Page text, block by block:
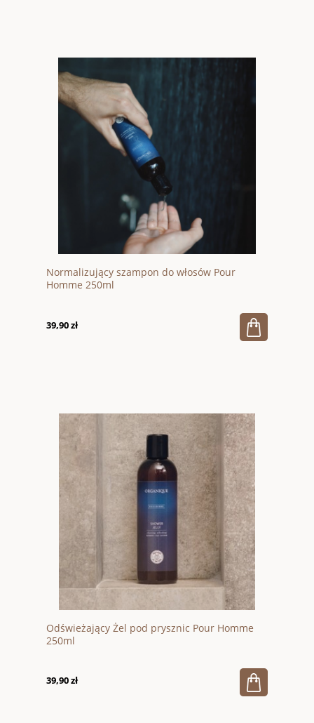
Normalizujący szampon do włosów Pour
Homme 250ml
39,90 zł
Odświeżający Żel pod prysznic Pour Homme
250ml
39,90 zł